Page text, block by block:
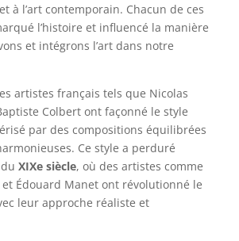
à l’art contemporain. Chacun de ces
l’histoire et influencé la manière
et intégrons l’art dans notre
artistes français tels que Nicolas
Colbert ont façonné le style
par des compositions équilibrées
Ce style a perduré
XIXe siècle, où des artistes comme
et Édouard Manet ont révolutionné le
leur approche réaliste et